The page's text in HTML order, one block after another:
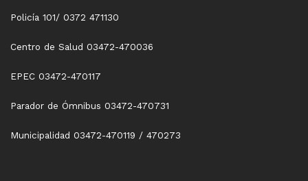
Policía 101/ 0372 471130
Centro de Salud 03472-470036
EPEC 03472-470117
Parador de Ómnibus 03472-470731
Municipalidad 03472-470119 / 470273